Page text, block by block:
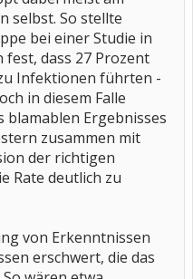
selbst. So stellte
bei einer Studie in
dass 27 Prozent
Infektionen führten -
in diesem Falle
blamablen Ergebnisses
zusammen mit
der richtigen
Rate deutlich zu
von Erkenntnissen
erschwert, die das